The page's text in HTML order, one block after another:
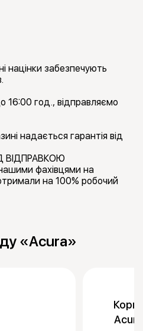
націнки забезпечують
16:00 год., відправляємо
надається гарантія від
ВІДПРАВКОЮ
фахівцями на
на 100% робочий
«Acura»